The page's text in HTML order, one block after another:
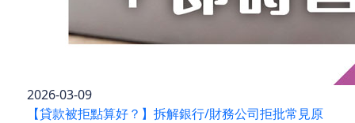
2026-03-09
【貸款被拒點算好？】拆解銀行/財務公司拒批常見原